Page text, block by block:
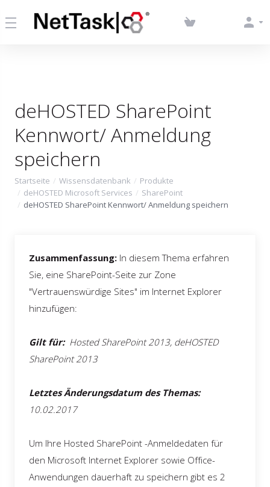
deHOSTED SharePoint
Kennwort/ Anmeldung
speichern
Startseite Wissensdatenbank
Produkte
deHOSTED Microsoft Services
SharePoint
deHOSTED SharePoint Kennwort/ Anmeldung speichern
Zusammenfassung: In diesem Thema erfahren
Sie, eine SharePoint-Seite zur Zone
"Vertrauenswürdige Sites" im Internet Explorer
hinzufügen:
Gilt für: Hosted SharePoint 2013, deHOSTED
SharePoint 2013
Letztes Änderungsdatum des Themas:
10.02.2017
Um Ihre Hosted SharePoint -Anmeldedaten für
den Microsoft Internet Explorer sowie Office-
Anwendungen dauerhaft zu speichern gibt es 2